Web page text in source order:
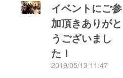
イベントにご参
加頂きありがと
うございまし
た！
2019/05/13 11:47